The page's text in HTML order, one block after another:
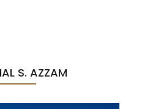
S. AZZAM